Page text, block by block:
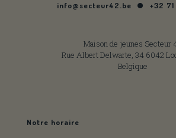
info@secteur42.be +32
Maison de jeunes Secteur
Rue Albert Delwarte, 34 6042
Belgique
Notre horaire